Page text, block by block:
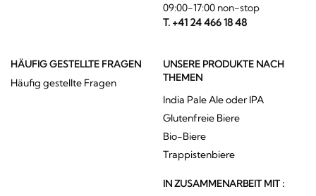
09:00-17:00 non-stop
T. +41 24 466 18 48
HÄUFIG GESTELLTE FRAGEN
Häufig gestellte Fragen
UNSERE PRODUKTE NACH
THEMEN
India Pale Ale oder IPA
Glutenfreie Biere
Bio-Biere
Trappistenbiere
IN ZUSAMMENARBEIT MIT :